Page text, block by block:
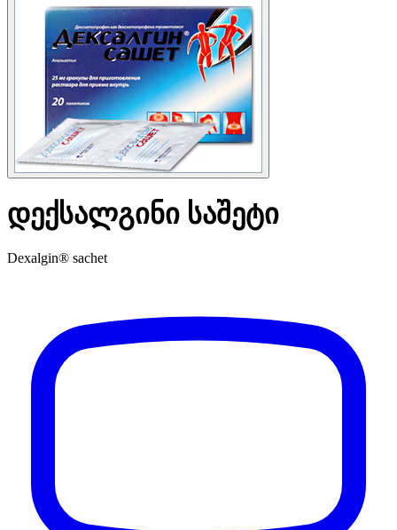
დექსალგინი საშეტი
Dexalgin® sachet